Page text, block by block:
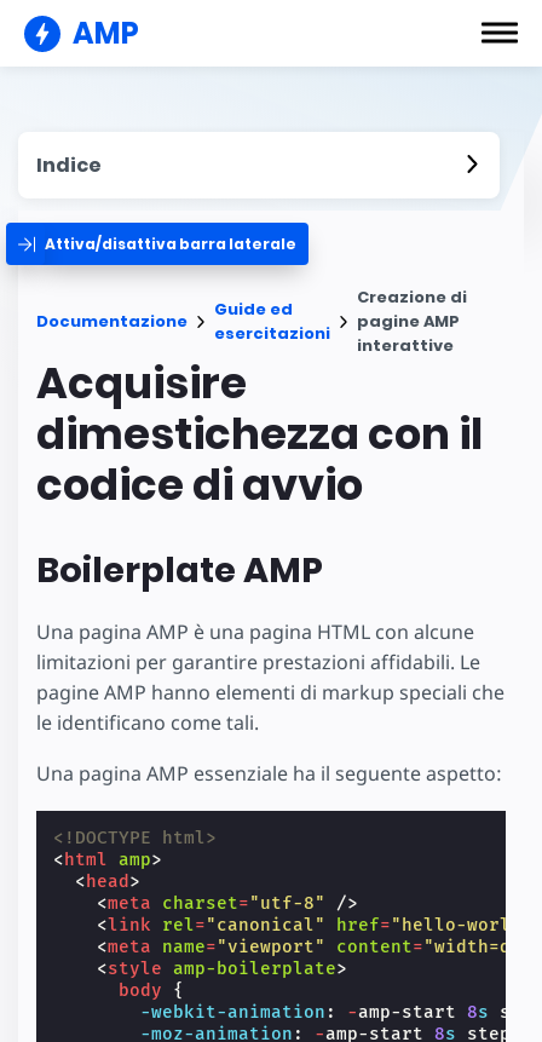
AMP
Indice
Attiva/disattiva barra laterale
Documentazione
Guide ed
esercitazioni
Creazione di
pagine AMP
interattive
Acquisire
dimestichezza con il
codice di avvio
Boilerplate AMP
Una pagina AMP è una pagina HTML con alcune
limitazioni per garantire prestazioni affidabili. Le
pagine AMP hanno elementi di markup speciali che
le identificano come tali.
Una pagina AMP essenziale ha il seguente aspetto:
<!DOCTYPE html>
< html amp>
< head >
<meta charset="utf-8"
/>
<link rel="canonical" href="hello-
<meta name="viewport" content=
<style amp-boilerplate>
body
{
-webkit-animation : -amp-start 8s
-moz-animation : -amp-start 8s steps